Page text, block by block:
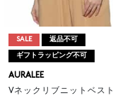
SALE 返品不可
ギフトラッピング不可
AURALEE
Vネックリブニットベスト